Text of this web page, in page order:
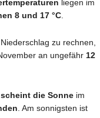
liegen im
8 und 17 °C
zu rechnen,
an ungefähr 12
scheint die Sonne im
. Am sonnigsten ist